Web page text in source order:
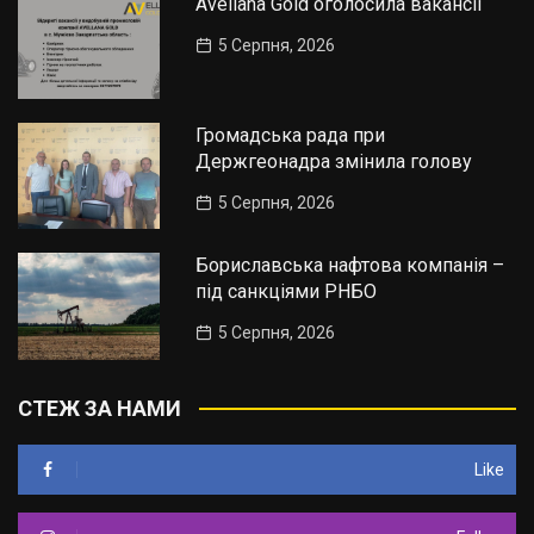
Avellana Gold оголосила вакансії
5 Серпня, 2026
Громадська рада при
Держгеонадра змінила голову
5 Серпня, 2026
Бориславська нафтова компанія –
під санкціями РНБО
5 Серпня, 2026
СТЕЖ ЗА НАМИ
Like